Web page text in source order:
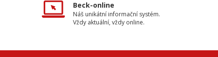
Beck-online
Náš unikátní informační systém.
Vždy aktuální, vždy online.